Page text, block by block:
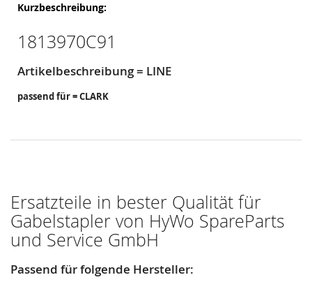
1813970C91
Artikelbeschreibung = LINE
passend für = CLARK
Ersatzteile in bester Qualität für
Gabelstapler von HyWo SpareParts
und Service GmbH
Passend für folgende Hersteller: